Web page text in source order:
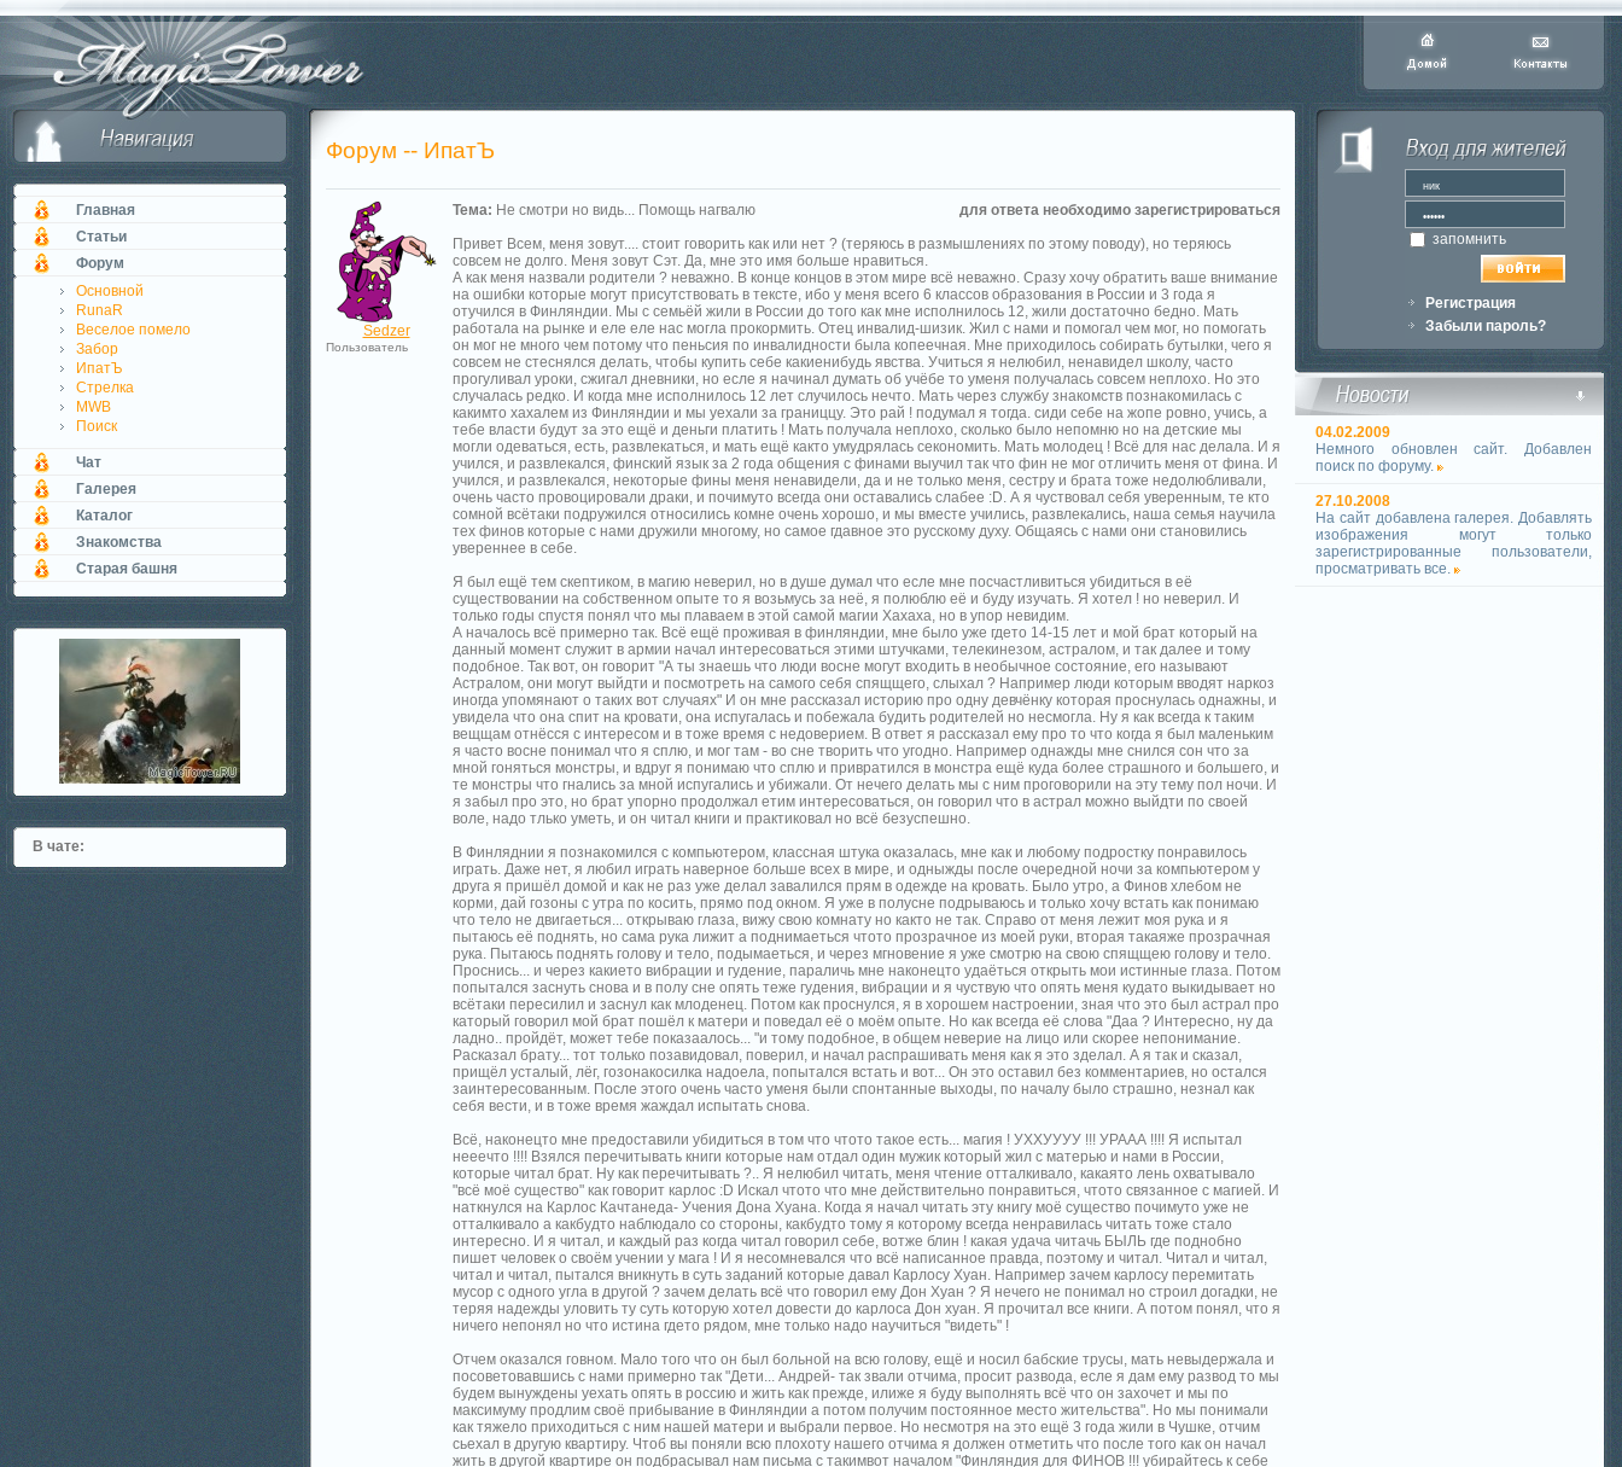
Главная
Статьи
Форум
Основной
RunaR
Веселое помело
Забор
ИпатЪ
Стрелка
MWB
Поиск
Чат
Галерея
Каталог
Знакомства
Старая башня
В чате:
Форум -- ИпатЪ
Sedzer
Пользователь
Тема: Не смотри но видь... Помощь нагвалю
для ответа необходимо зарегистрироваться
Привет Всем, меня зовут.... стоит говорить как или нет ? (теряюсь в размышлениях по этому поводу), но теряюсь
совсем не долго. Меня зовут Сэт. Да, мне это имя больше нравиться.
А как меня назвали родители ? неважно. В конце концов в этом мире всё неважно. Сразу хочу обратить ваше внимание
на ошибки которые могут присутствовать в тексте, ибо у меня всего 6 классов образования в России и 3 года я
отучился в Финляндии. Мы с семьёй жили в России до того как мне исполнилось 12, жили достаточно бедно. Мать
работала на рынке и еле еле нас могла прокормить. Отец инвалид-шизик. Жил с нами и помогал чем мог, но помогать
он мог не много чем потому что пеньсия по инвалидности была копеечная. Мне приходилось собирать бутылки, чего я
совсем не стеснялся делать, чтобы купить себе какиенибудь явства. Учиться я нелюбил, ненавидел школу, часто
прогуливал уроки, сжигал дневники, но есле я начинал думать об учёбе то уменя получалась совсем неплохо. Но это
случалась редко. И когда мне исполнилось 12 лет случилось нечто. Мать через службу знакомств познакомилась с
какимто хахалем из Финляндии и мы уехали за границцу. Это рай ! подумал я тогда. сиди себе на жопе ровно, учись, а
тебе власти будут за это ещё и деньги платить ! Мать получала неплохо, сколько было непомню но на детские мы
могли одеваться, есть, развлекаться, и мать ещё както умудрялась секономить. Мать молодец ! Всё для нас делала. И я
учился, и развлекался, финский язык за 2 года общения с финами выучил так что фин не мог отличить меня от фина. И
учился, и развлекался, некоторые фины меня ненавидели, да и не только меня, сестру и брата тоже недолюбливали,
очень часто провоцировали драки, и почимуто всегда они оставались слабее :D. А я чуствовал себя уверенным, те кто
сомной всётаки подружился относились комне очень хорошо, и мы вместе учились, развлекались, наша семья научила
тех финов которые с нами дружили многому, но самое гдавное это русскому духу. Общаясь с нами они становились
увереннее в себе.
Я был ещё тем скептиком, в магию неверил, но в душе думал что есле мне посчастливиться убидиться в её
существовании на собственном опыте то я возьмусь за неё, я полюблю её и буду изучать. Я хотел ! но неверил. И
только годы спустя понял что мы плаваем в этой самой магии Хахаха, но в упор невидим.
А началось всё примерно так. Всё ещё проживая в финляндии, мне было уже гдето 14-15 лет и мой брат который на
данный момент служит в армии начал интересоваться этими штучками, телекинезом, астралом, и так далее и тому
подобное. Так вот, он говорит "А ты знаешь что люди восне могут входить в необычное состояние, его называют
Астралом, они могут выйдти и посмотреть на самого себя спящщего, слыхал ? Например люди которым вводят наркоз
иногда упомянают о таких вот случаях" И он мне рассказал историю про одну девчёнку которая проснулась однажны, и
увидела что она спит на кровати, она испугалась и побежала будить родителей но несмогла. Ну я как всегда к таким
вещщам отнёсся с интересом и в тоже время с недоверием. В ответ я рассказал ему про то что когда я был маленьким
я часто восне понимал что я сплю, и мог там - во сне творить что угодно. Например однажды мне снился сон что за
мной гоняться монстры, и вдруг я понимаю что сплю и привратился в монстра ещё куда более страшного и большего, и
те монстры что гнались за мной испугались и убижали. От нечего делать мы с ним проговорили на эту тему пол ночи. И
я забыл про это, но брат упорно продолжал етим интересоваться, он говорил что в астрал можно выйдти по своей
воле, надо тлько уметь, и он читал книги и практиковал но всё безуспешно.
В Финляднии я познакомился с компьютером, классная штука оказалась, мне как и любому подростку понравилось
играть. Даже нет, я любил играть наверное больше всех в мире, и одныжды после очередной ночи за компьютером у
друга я пришёл домой и как не раз уже делал завалился прям в одежде на кровать. Было утро, а Финов хлебом не
корми, дай гозоны с утра по косить, прямо под окном. Я уже в полусне подрываюсь и только хочу встать как понимаю
что тело не двигаеться... открываю глаза, вижу свою комнату но както не так. Справо от меня лежит моя рука и я
пытаюсь её поднять, но сама рука лижит а поднимаеться чтото прозрачное из моей руки, вторая такаяже прозрачная
рука. Пытаюсь поднять голову и тело, подымаеться, и через мгновение я уже смотрю на свою спящщею голову и тело.
Проснись... и через какието вибрации и гудение, параличь мне наконецто удаёться открыть мои истинные глаза. Потом
попытался заснуть снова и в полу сне опять теже гудения, вибрации и я чуствую что опять меня кудато выкидывает но
всётаки пересилил и заснул как млоденец. Потом как проснулся, я в хорошем настроении, зная что это был астрал про
каторый говорил мой брат пошёл к матери и поведал её о моём опыте. Но как всегда её слова "Даа ? Интересно, ну да
ладно.. пройдёт, может тебе показаалось... "и тому подобное, в общем неверие на лицо или скорее непонимание.
Расказал брату... тот только позавидовал, поверил, и начал распрашивать меня как я это зделал. А я так и сказал,
прищёл усталый, лёг, гозонакосилка надоела, попытался встать и вот... Он это оставил без комментариев, но остался
заинтересованным. После этого очень часто уменя были спонтанные выходы, по началу было страшно, незнал как
себя вести, и в тоже время жаждал испытать снова.
Всё, наконецто мне предоставили убидиться в том что чтото такое есть... магия ! УХХУУУУ !!! УРААА !!!! Я испытал
нееечто !!!! Взялся перечитывать книги которые нам отдал один мужик который жил с матерью и нами в России,
которые читал брат. Ну как перечитывать ?.. Я нелюбил читать, меня чтение отталкивало, какаято лень охватывало
"всё моё существо" как говорит карлос :D Искал чтото что мне действительно понравиться, чтото связанное с магией. И
наткнулся на Карлос Качтанеда- Учения Дона Хуана. Когда я начал читать эту книгу моё существо почимуто уже не
отталкивало а какбудто наблюдало со стороны, какбудто тому я которому всегда ненравилась читать тоже стало
интересно. И я читал, и каждый раз когда читал говорил себе, вотже блин ! какая удача читачь БЫЛЬ где поднобно
пишет человек о своём учении у мага ! И я несомневался что всё написанное правда, поэтому и читал. Читал и читал,
читал и читал, пытался вникнуть в суть заданий которые давал Карлосу Хуан. Например зачем карлосу перемитать
мусор с одного угла в другой ? зачем делать всё что говорил ему Дон Хуан ? Я нечего не понимал но строил догадки, не
теряя надежды уловить ту суть которую хотел довести до карлоса Дон хуан. Я прочитал все книги. А потом понял, что я
ничего непонял но что истина гдето рядом, мне только надо научиться "видеть" !
Отчем оказался говном. Мало того что он был больной на всю голову, ещё и носил бабские трусы, мать невыдержала и
посоветовавшись с нами примерно так "Дети... Андрей- так звали отчима, просит развода, есле я дам ему развод то мы
будем вынуждены уехать опять в россию и жить как прежде, илиже я буду выполнять всё что он захочет и мы по
максимуму продлим своё прибывание в Финляндии а потом получим постоянное место жительства". Но мы понимали
как тяжело приходиться с ним нашей матери и выбрали первое. Но несмотря на это ещё 3 года жили в Чушке, отчим
сьехал в другую квартиру. Чтоб вы поняли всю плохоту нашего отчима я должен отметить что после того как он начал
жить в другой квартире он подбрасывал нам письма с такимвот началом "Финляндия для ФИНОВ !!! убирайтесь к себе
запомнить
Регистрация
Забыли пароль?
04.02.2009
Немного обновлен сайт. Добавлен
поиск по форуму.
27.10.2008
На сайт добавлена галерея. Добавлять
изображения могут только
зарегистрированные пользователи,
просматривать все.